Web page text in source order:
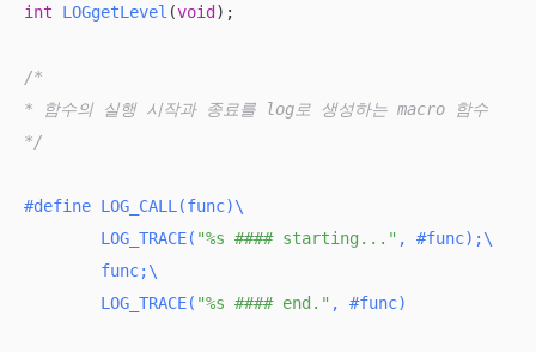
int
LOGgetLevel (void ) ;
/*
* 함수의 실행 시작과 종료를 log로 생성하는 macro 함수
*/
#define LOG_CALL(func)\
	LOG_TRACE(
"%s #### starting..." , #func);\
	LOG_TRACE(
"%s #### end." , #func)